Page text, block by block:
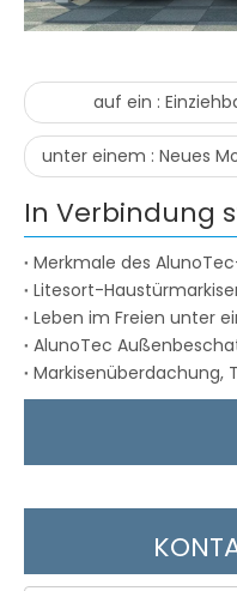
auf ein :
unter einem : Neues
In Verbindung
Merkmale des